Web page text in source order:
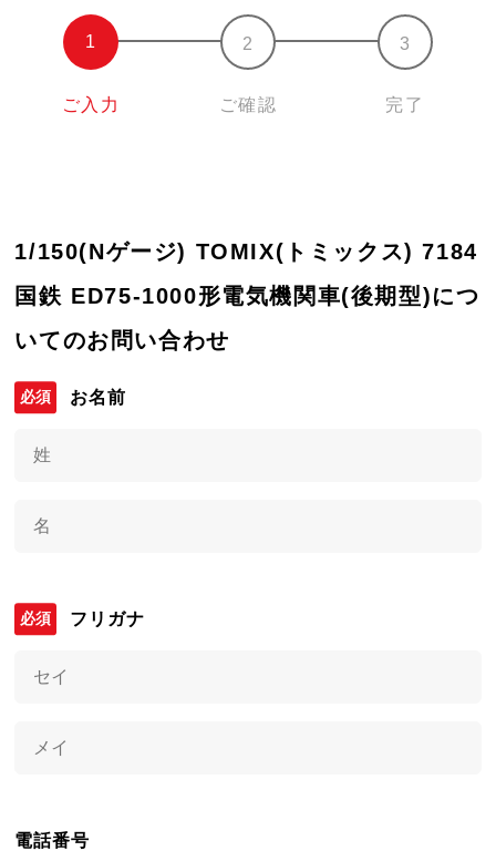
ご入力 ご確認 完了
1/150(Nゲージ) TOMIX(トミックス) 7184
国鉄 ED75-1000形電気機関車(後期型)につ
いてのお問い合わせ
お名前
フリガナ
電話番号